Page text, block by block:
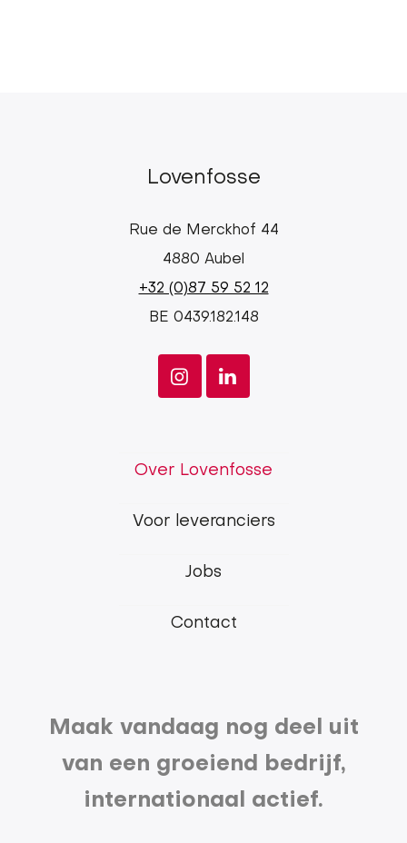
Lovenfosse
Rue de Merckhof 44
4880 Aubel
+32 (0)87 59 52 12
BE 0439.182.148
Lovenfosse
menu
Over Lovenfosse
Voor leveranciers
Jobs
Contact
Maak vandaag nog deel uit
van een groeiend bedrijf,
internationaal actief.